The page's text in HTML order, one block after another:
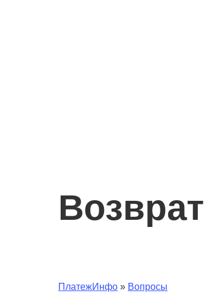
ПлатежИнфо » Вопросы